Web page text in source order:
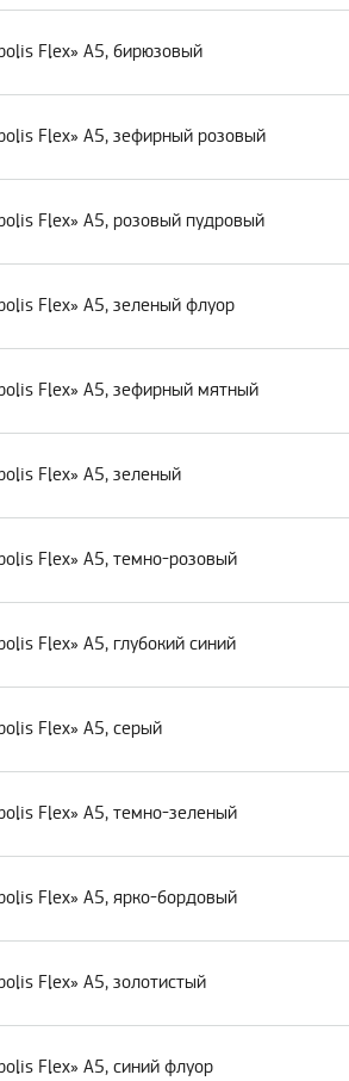
Flex» А5, бирюзовый
Flex» А5, зефирный розовый
Flex» А5, розовый пудровый
Flex» А5, зеленый флуор
Flex» А5, зефирный мятный
Flex» А5, зеленый
Flex» А5, темно-розовый
Flex» А5, глубокий синий
Flex» А5, серый
Flex» А5, темно-зеленый
Flex» А5, ярко-бордовый
Flex» А5, золотистый
Flex» А5, синий флуор